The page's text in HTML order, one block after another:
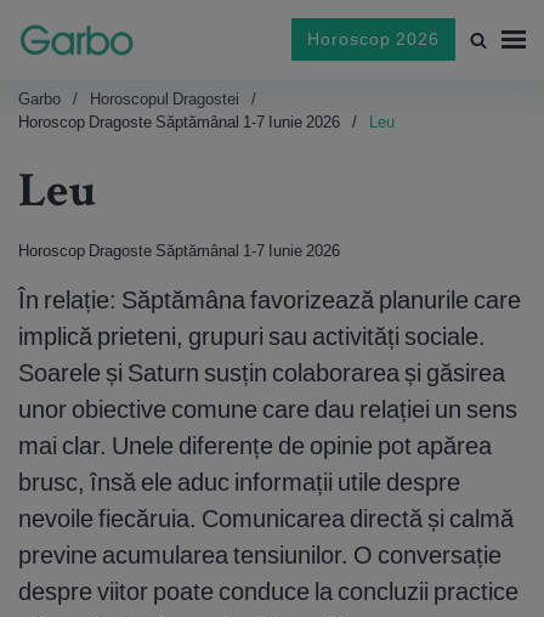
Horoscop 2026
Garbo
Horoscopul Dragostei
Horoscop Dragoste Săptămânal 1-7 Iunie 2026
Leu
Leu
Horoscop Dragoste Săptămânal 1-7 Iunie 2026
În relație: Săptămâna favorizează planurile care
implică prieteni, grupuri sau activități sociale.
Soarele și Saturn susțin colaborarea și găsirea
unor obiective comune care dau relației un sens
mai clar. Unele diferențe de opinie pot apărea
brusc, însă ele aduc informații utile despre
nevoile fiecăruia. Comunicarea directă și calmă
previne acumularea tensiunilor. O conversație
despre viitor poate conduce la concluzii practice